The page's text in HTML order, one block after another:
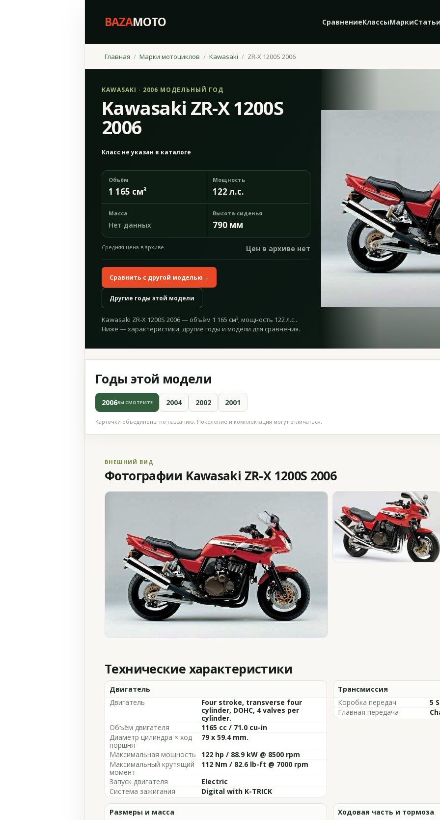
BAZAMOTO СравнениеКлассыМаркиСтатьи
Главная Марки мотоциклов Kawasaki ZR-X 1200S 2006
KAWASAKI · 2006 МОДЕЛЬНЫЙ ГОД
Kawasaki ZR-X 1200S
2006
Класс не указан в каталоге
Объём
1 165 см³
Мощность
122 л.с.
Масса
Нет данных
Высота сиденья
790 мм
Средняя цена в архиве Цен в архиве нет
Сравнить с другой моделью→
Другие годы этой модели
Kawasaki ZR-X 1200S 2006 — объём 1 165 см³, мощность 122 л.с..
Ниже — характеристики, другие годы и модели для сравнения.
Годы этой модели
2006ВЫ СМОТРИТЕ 2004 2002 2001
Карточки объединены по названию. Поколение и комплектация могут отличаться.
ВНЕШНИЙ ВИД
Фотографии Kawasaki ZR-X 1200S 2006
Технические характеристики
Двигатель
Двигатель
Four stroke, transverse four
cylinder, DOHC, 4 valves per
cylinder.
Объём двигателя
1165 cc / 71.0 cu-in
Диаметр цилиндра × ход
поршня
79 x 59.4 mm.
Максимальная мощность
122 hp / 88.9 kW @ 8500 rpm
Максимальный крутящий
момент
112 Nm / 82.6 lb-ft @ 7000 rpm
Запуск двигателя
Electric
Система зажигания
Digital with K-TRICK
Трансмиссия
Коробка передач
5
Главная передача
Размеры и масса
Ходовая часть и тормоза